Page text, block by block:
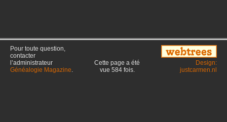
Pour toute question,
contacter
l’administrateur
Généalogie Magazine.
Cette page a été
vue 584fois.
Design:
justcarmen.nl